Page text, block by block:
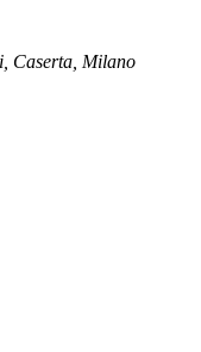
Caserta, Milano